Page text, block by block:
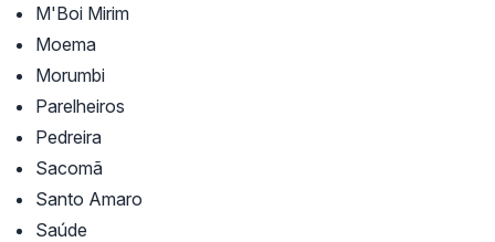
M'Boi Mirim
Moema
Morumbi
Parelheiros
Pedreira
Sacomã
Santo Amaro
Saúde